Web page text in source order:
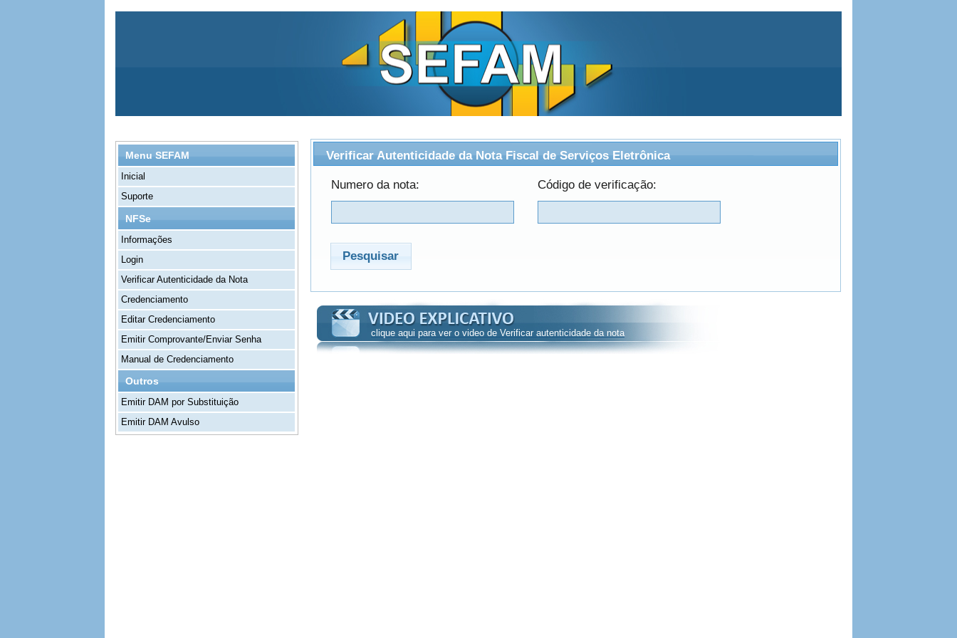
Menu SEFAM
Inicial
Suporte
NFSe
Informações
Login
Verificar Autenticidade da Nota
Credenciamento
Editar Credenciamento
Emitir Comprovante/Enviar Senha
Manual de Credenciamento
Outros
Emitir DAM por Substituição
Emitir DAM Avulso
Verificar Autenticidade da Nota Fiscal de Serviços Eletrônica
Numero da nota: Código de verificação:
Pesquisar
clique aqui para ver o video de Verificar autenticidade da nota